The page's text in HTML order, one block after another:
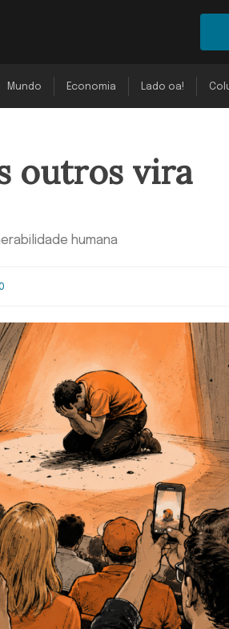
Mundo Economia Lado oa!
outros vira
humana